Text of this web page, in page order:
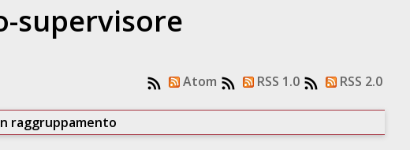
supervisore
Atom RSS 1.0 RSS 2.0
raggruppamento